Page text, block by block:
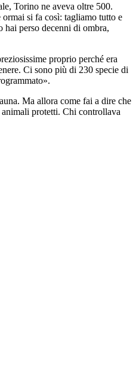
Torino ne aveva oltre 500.
si fa così: tagliamo tutto e
hai perso decenni di ombra,
proprio perché era
Ci sono più di 230 specie di
Ma allora come fai a dire che
animali protetti. Chi controllava